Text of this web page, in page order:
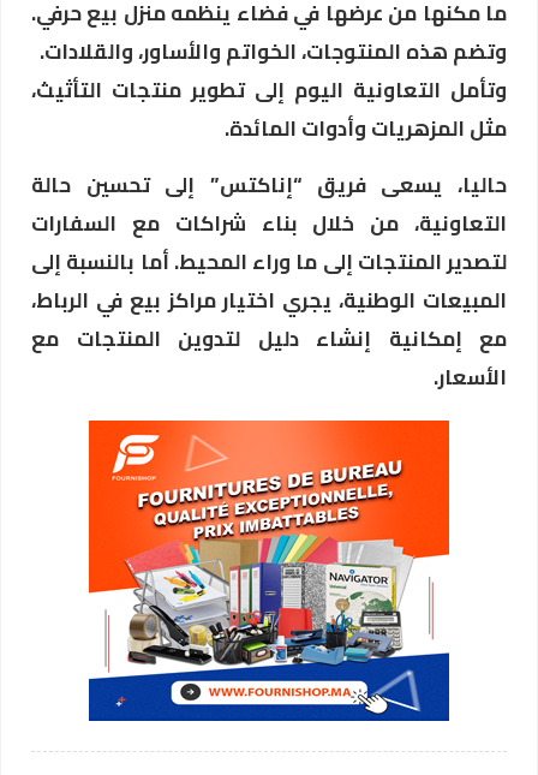
ما مكنها من عرضها في فضاء ينظمه منزل بيع حرفي.
وتضم هذه المنتوجات، الخواتم والأساور، والقلادات.
وتأمل التعاونية اليوم إلى تطوير منتجات التأثيث،
مثل المزهريات وأدوات المائدة.
حاليا، يسعى فريق “إناكتس” إلى تحسين حالة
التعاونية، من خلال بناء شراكات مع السفارات
لتصدير المنتجات إلى ما وراء المحيط. أما بالنسبة إلى
المبيعات الوطنية، يجري اختيار مراكز بيع في الرباط،
مع إمكانية إنشاء دليل لتدوين المنتجات مع
الأسعار.